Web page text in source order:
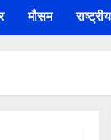
मौसम